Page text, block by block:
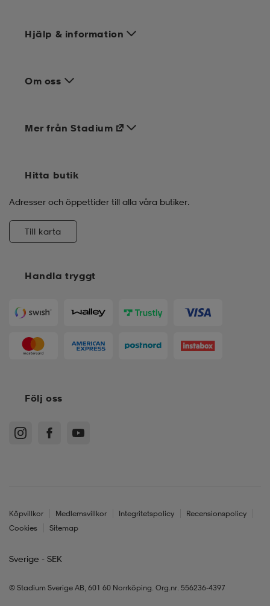
Hjälp & information
Om oss
Handla tryggt
Mer från Stadium
Hitta butik
Adresser och öppettider till alla våra butiker.
Till karta
Följ oss
Köpvillkor Medlemsvillkor Integritetspolicy
Recensionspolicy
Cookies
Sitemap
Sverige - SEK
© Stadium Sverige AB, 601 60 Norrköping. Org.nr. 556236-4397